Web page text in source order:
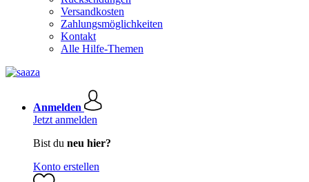
Versandkosten
Zahlungsmöglichkeiten
Kontakt
Alle Hilfe-Themen
Anmelden
Jetzt anmelden
Bist du neu hier?
Konto erstellen